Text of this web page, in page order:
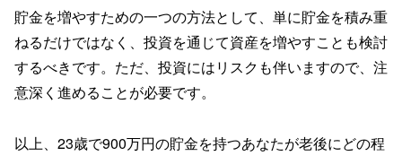
貯金を増やすための一つの方法として、単に貯金を積み重
ねるだけではなく、投資を通じて資産を増やすことも検討
するべきです。ただ、投資にはリスクも伴いますので、注
意深く進めることが必要です。
以上、23歳で900万円の貯金を持つあなたが老後にどの程